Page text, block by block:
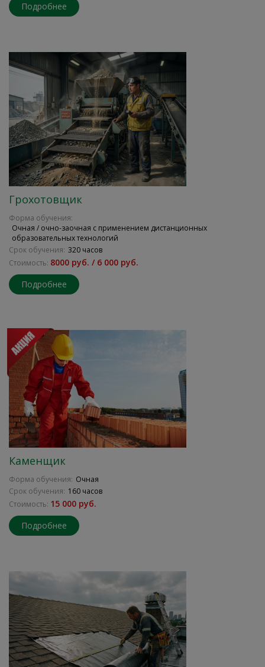
Подробнее
Грохотовщик
Форма обучения:
Очная / очно-заочная с применением дистанционных
образовательных технологий
Срок обучения: 320 часов
Стоимость: 8000 руб. / 6 000 руб.
Подробнее
Каменщик
Форма обучения: Очная
Срок обучения: 160 часов
Стоимость: 15 000 руб.
Подробнее